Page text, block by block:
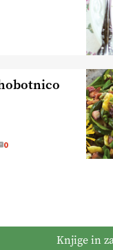
[EKOloško
Poleti
in vlaga.
https://
#IMCAP #CAP
https://
[EKOloško
–
0
Knjige in